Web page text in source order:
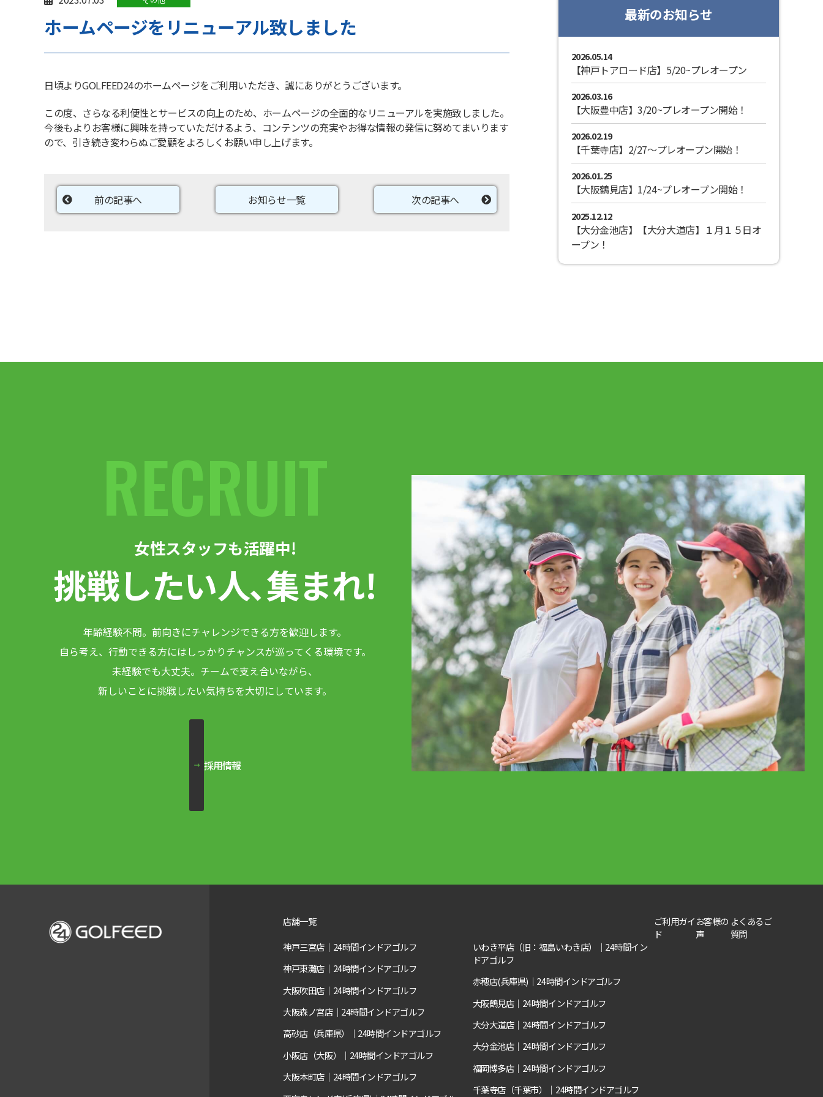
ホームページをリニューアル致しました
日頃よりGOLFEED24のホームページをご利用いただき、誠にありがとうございます。
この度、さらなる利便性とサービスの向上のため、ホームページの全面的なリニューアルを実施致しました。
今後もよりお客様に興味を持っていただけるよう、コンテンツの充実やお得な情報の発信に努めてまいります
ので、引き続き変わらぬご愛顧をよろしくお願い申し上げます。
前の記事へ お知らせ一覧 次の記事へ
最新のお知らせ
2026.05.14
【神戸トアロード店】5/20~プレオープン
2026.03.16
【大阪豊中店】3/20~プレオープン開始！
2026.02.19
【千葉寺店】2/27～プレオープン開始！
2026.01.25
【大阪鶴見店】1/24~プレオープン開始！
2025.12.12
【大分金池店】【大分大道店】１月１５日オ
ープン！
RECRUIT
女性スタッフも活躍中!
挑戦したい人､集まれ!
年齢経験不問。前向きにチャレンジできる方を歓迎します。
自ら考え、行動できる方には しっかりチャンスが巡ってくる環境です。
未経験でも大丈夫。チームで支え合いながら、
新しいことに挑戦したい気持ちを大切にしています。
採用情報
店舗一覧
神戸三宮店｜24時間インドアゴルフ
神戸東灘店｜24時間インドアゴルフ
大阪吹田店｜24時間インドアゴルフ
大阪森ノ宮店｜24時間インドアゴルフ
高砂店（兵庫県）｜24時間インドアゴルフ
小阪店（大阪）｜24時間インドアゴルフ
大阪本町店｜24時間インドアゴルフ
いわき平店（旧：福島いわき店）｜24時間イン
ドアゴルフ
赤穂店(兵庫県)｜24時間インドアゴルフ
大阪鶴見店｜24時間インドアゴルフ
大分大道店｜24時間インドアゴルフ
大分金池店｜24時間インドアゴルフ
福岡博多店｜24時間インドアゴルフ
千葉寺店（千葉市）｜24時間インドアゴルフ
ご利用ガイ
ド
お客様の
声
よくあるご
質問